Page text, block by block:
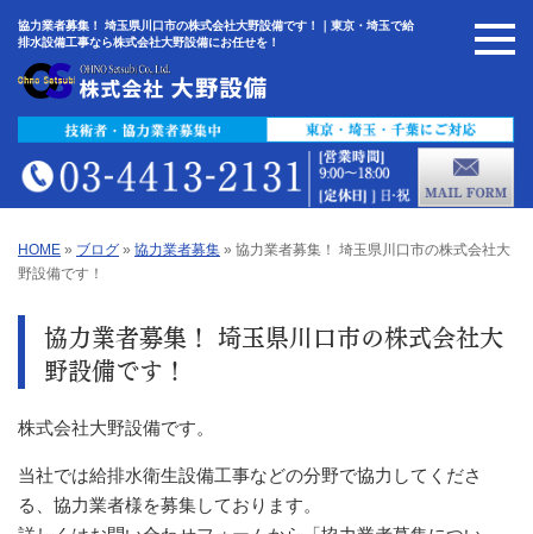
協力業者募集！ 埼玉県川口市の株式会社大野設備です！｜東京・埼玉で給
排水設備工事なら株式会社大野設備にお任せを！
HOME » ブログ » 協力業者募集 » 協力業者募集！ 埼玉県川口市の株式会社大
野設備です！
協力業者募集！ 埼玉県川口市の株式会社大
野設備です！
株式会社大野設備です。
当社では給排水衛生設備工事などの分野で協力してくださ
る、協力業者様を募集しております。